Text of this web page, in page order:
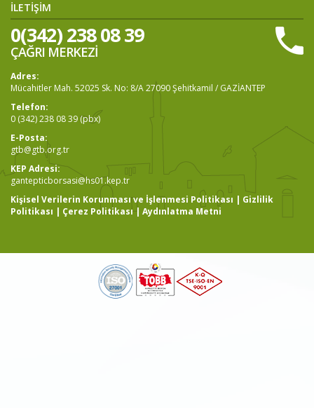
İLETİŞİM
0(342) 238 08 39
ÇAĞRI MERKEZİ
Adres:
Mücahitler Mah. 52025 Sk. No: 8/A 27090 Şehitkamil / GAZİANTEP
Telefon:
0 (342) 238 08 39 (pbx)
E-Posta:
gtb@gtb.org.tr
KEP Adresi:
gantepticborsasi@hs01.kep.tr
Kişisel Verilerin Korunması ve İşlenmesi Politikası | Gizlilik
Politikası | Çerez Politikası | Aydınlatma Metni